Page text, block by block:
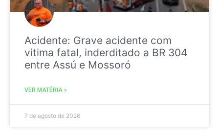
Acidente: Grave acidente com
vitima fatal, inderditado a BR 304
entre Assú e Mossoró
VER MATÉRIA »
7 de agosto de 2026